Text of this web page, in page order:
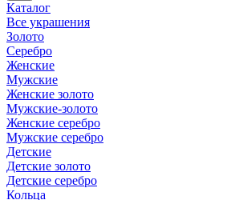
Каталог
Все украшения
Золото
Серебро
Женские
Мужские
Женские золото
Мужские-золото
Женские серебро
Мужские серебро
Детские
Детские золото
Детские серебро
Кольца